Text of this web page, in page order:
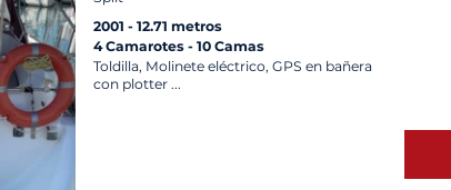
2001
12.71 metros
4 Camarotes 10 Camas
Toldilla, Molinete eléctrico, GPS en bañera
con plotter